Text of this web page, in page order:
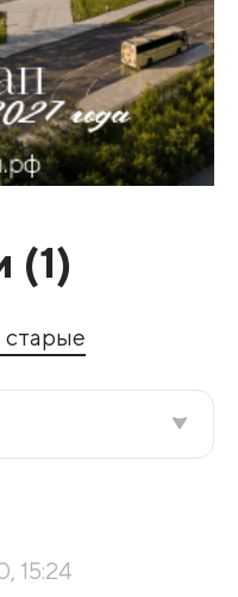
(1)
15:24